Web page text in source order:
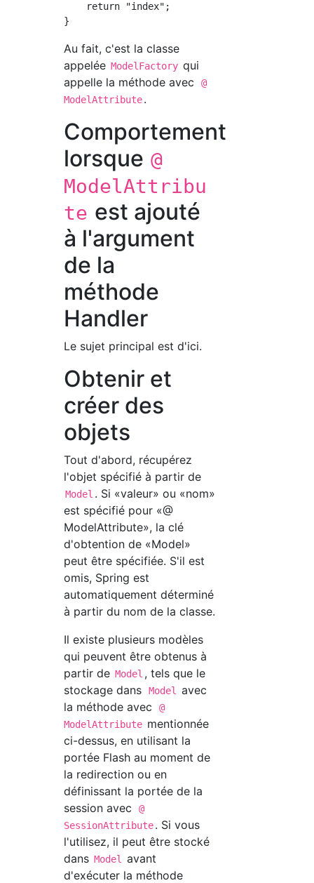
    return "index";
Au fait, c'est la classe
appelée ModelFactory qui
appelle la méthode avec
@
ModelAttribute.
Comportement
lorsque @
ModelAttribu
te est ajouté
à l'argument
de la
méthode
Handler
Le sujet principal est d'ici.
Obtenir et
créer des
objets
Tout d'abord, récupérez
l'objet spécifié à partir de
Model . Si «valeur» ou «nom»
est spécifié pour «@
ModelAttribute», la clé
d'obtention de «Model»
peut être spécifiée. S'il est
omis, Spring est
automatiquement déterminé
à partir du nom de la classe.
Il existe plusieurs modèles
qui peuvent être obtenus à
partir de Model , tels que le
stockage dans
Model
avec
la méthode avec
@
ModelAttribute mentionnée
ci-dessus, en utilisant la
portée Flash au moment de
la redirection ou en
définissant la portée de la
session avec
@
SessionAttribute. Si vous
l'utilisez, il peut être stocké
dans Model
avant
d'exécuter la méthode